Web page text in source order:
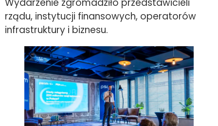
Wydarzenie zgromadziło przedstawicieli
rządu, instytucji finansowych, operatorów
infrastruktury i biznesu.